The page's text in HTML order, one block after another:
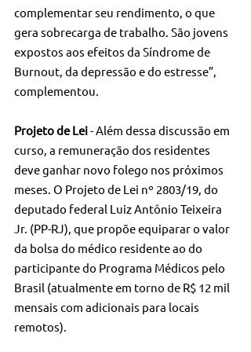
complementar seu rendimento, o que
gera sobrecarga de trabalho. São jovens
expostos aos efeitos da Síndrome de
Burnout, da depressão e do estresse”,
complementou.
Projeto de Lei - Além dessa discussão em
curso, a remuneração dos residentes
deve ganhar novo folego nos próximos
meses. O Projeto de Lei nº 2803/19, do
deputado federal Luiz Antônio Teixeira
Jr. (PP-RJ), que propõe equiparar o valor
da bolsa do médico residente ao do
participante do Programa Médicos pelo
Brasil (atualmente em torno de R$ 12 mil
mensais com adicionais para locais
remotos).